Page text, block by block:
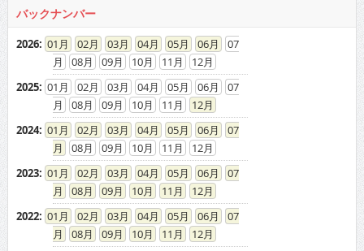
バックナンバー
2026: 01 02 03 04 05 06
07
08
09 10 11
12
2025: 01 02 03 04 05 06
07
08
09 10 11
12
2024: 01 02 03 04 05 06
07
08
09 10 11
12
2023: 01 02 03 04 05 06
07
08
09 10 11
12
2022: 01 02 03 04 05 06
07
08
09 10 11
12